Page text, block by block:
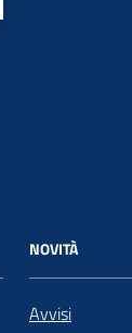
NOVITÀ
Avvisi